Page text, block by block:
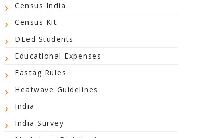
Census India
Census Kit
DLed Students
Educational Expenses
Fastag Rules
Heatwave Guidelines
India
India Survey